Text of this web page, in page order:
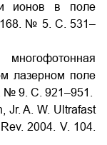
и ионов в поле
168. № 5. С. 531–
лазерном поле
9. С. 921–951.
Jr. A. W. Ultrafast
2004. V. 104.